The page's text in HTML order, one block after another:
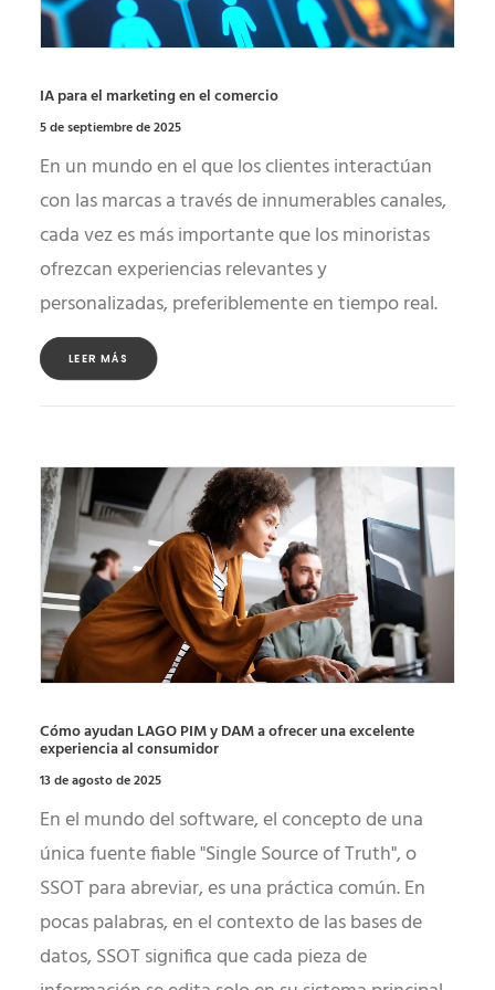
IA para el marketing en el comercio
5 de septiembre de 2025
En un mundo en el que los clientes interactúan
con las marcas a través de innumerables canales,
cada vez es más importante que los minoristas
ofrezcan experiencias relevantes y
personalizadas, preferiblemente en tiempo real.
LEER MÁS
Cómo ayudan LAGO PIM y DAM a ofrecer una excelente
experiencia al consumidor
13 de agosto de 2025
En el mundo del software, el concepto de una
única fuente fiable "Single Source of Truth", o
SSOT para abreviar, es una práctica común. En
pocas palabras, en el contexto de las bases de
datos, SSOT significa que cada pieza de